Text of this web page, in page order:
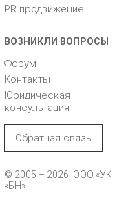
PR продвижение
ВОЗНИКЛИ ВОПРОСЫ
Форум
Контакты
Юридическая
консультация
Обратная связь
© 2005 – 2026, ООО «УК
«БН»